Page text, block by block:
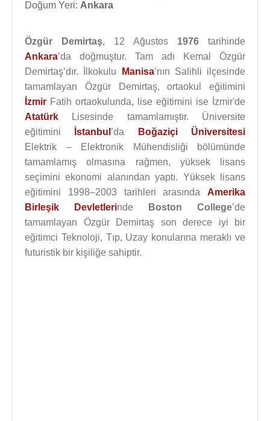
Doğum Yeri: Ankara
Özgür Demirtaş, 12 Ağustos 1976 tarihinde
Ankara’da doğmuştur. Tam adı Kemal Özgür
Demirtaş’dır. İlkokulu
Manisa’nın Salihli ilçesinde
tamamlayan Özgür Demirtaş, ortaokul eğitimini
İzmir Fatih ortaokulunda, lise eğitimini ise İzmir'de
Atatürk Lisesinde tamamlamıştır. Üniversite
eğitimini
İstanbul ’da
Boğaziçi Üniversitesi
Elektrik – Elektronik Mühendisliği bölümünde
tamamlamış olmasına rağmen, yüksek lisans
seçimini ekonomi alanından yaptı. Yüksek lisans
eğitimini 1998–2003 tarihleri arasında Amerika
Birleşik Devletlerinde Boston College’de
tamamlayan Özgür Demirtaş son derece iyi bir
eğitimci Teknoloji, Tıp, Uzay konularına meraklı ve
futuristik bir kişiliğe sahiptir.